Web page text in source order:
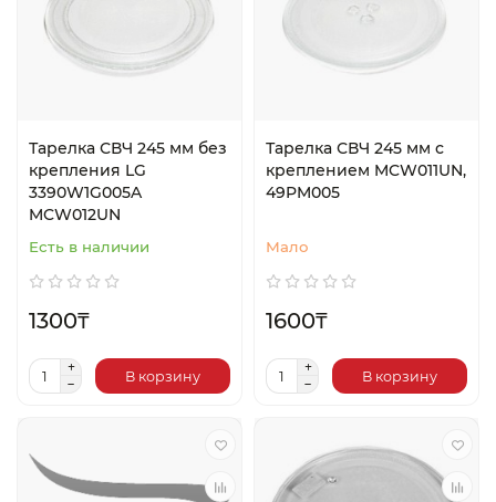
Тарелка СВЧ 245 мм без
крепления LG
3390W1G005A
MCW012UN
Есть в наличии
1300₸
В корзину
Тарелка СВЧ 245 мм с
креплением MCW011UN,
49PM005
Мало
1600₸
В корзину